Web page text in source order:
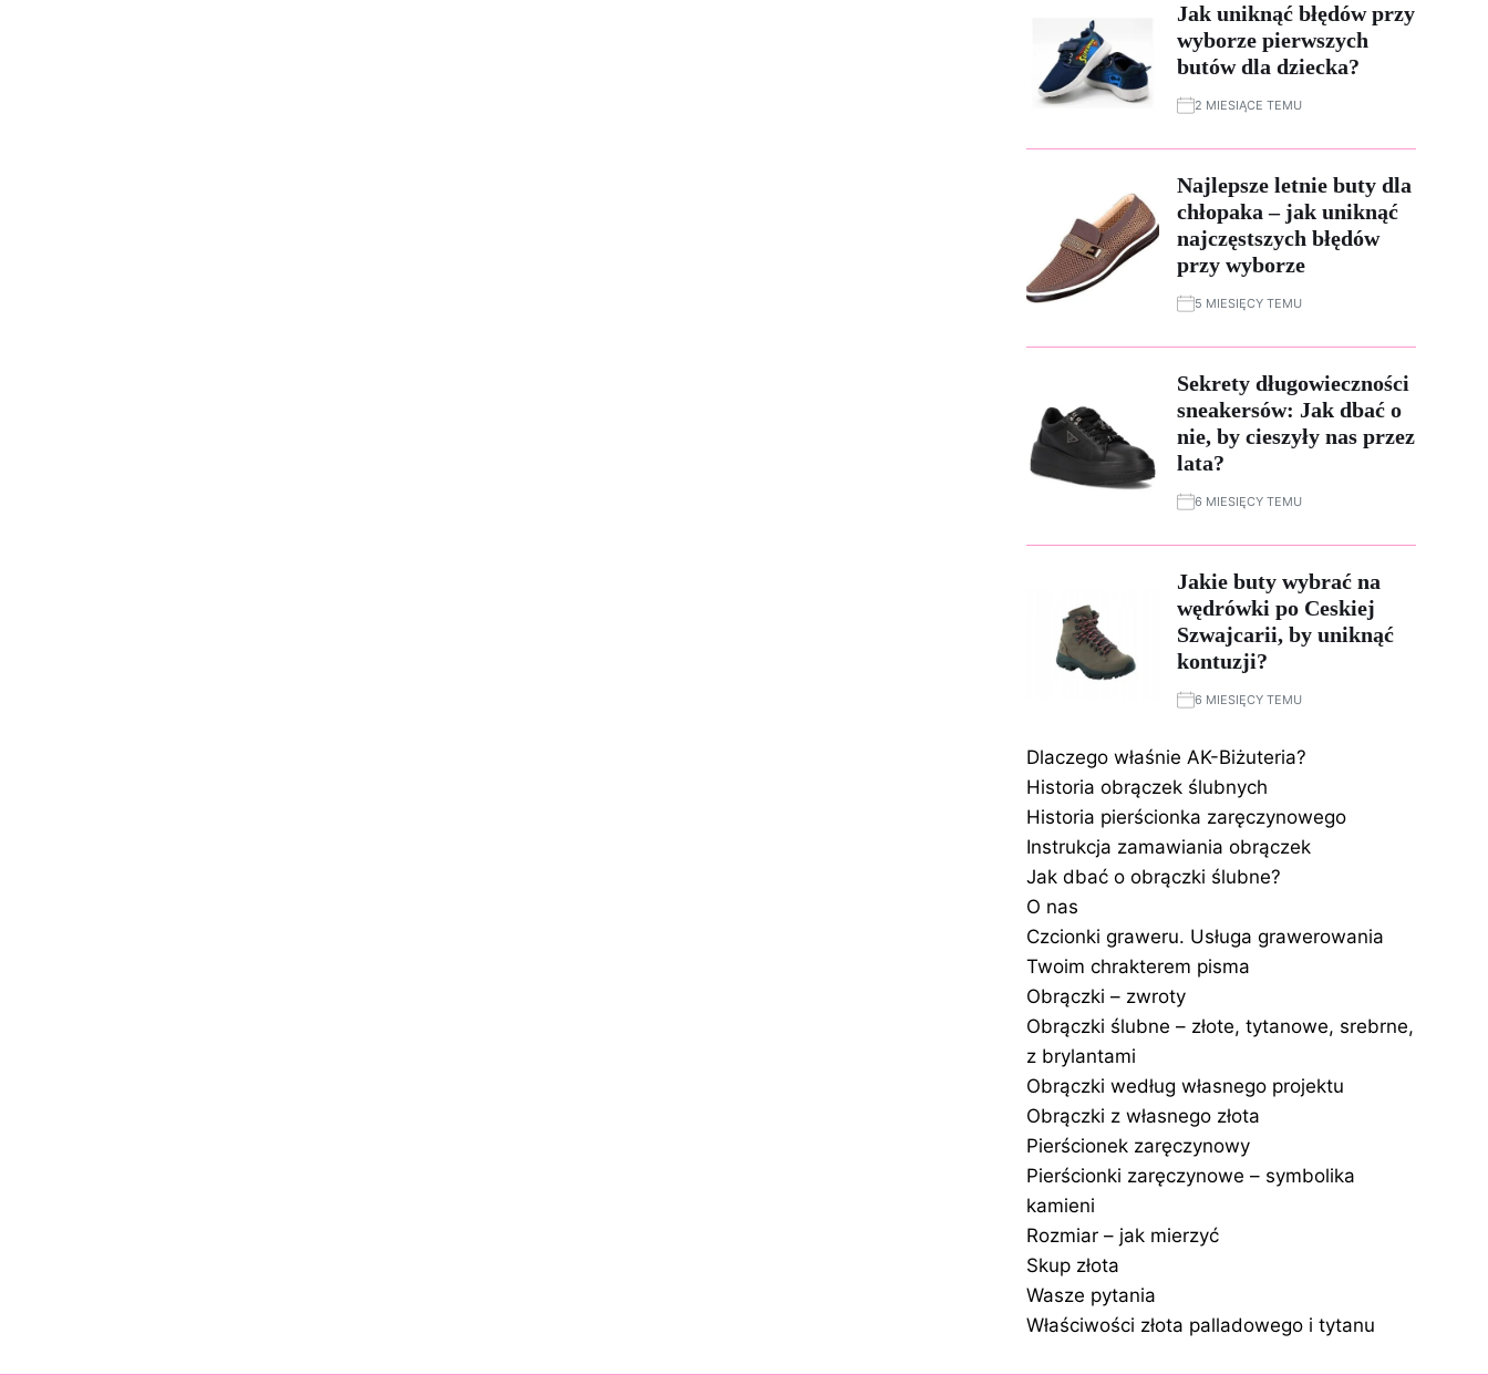
Jak uniknąć błędów przy
wyborze pierwszych
butów dla dziecka?
2 MIESIĄCE TEMU
Najlepsze letnie buty dla
chłopaka – jak uniknąć
najczęstszych błędów
przy wyborze
5 MIESIĘCY TEMU
Sekrety długowieczności
sneakersów: Jak dbać o
nie, by cieszyły nas przez
lata?
6 MIESIĘCY TEMU
Jakie buty wybrać na
wędrówki po Ceskiej
Szwajcarii, by uniknąć
kontuzji?
6 MIESIĘCY TEMU
Dlaczego właśnie AK-Biżuteria?
Historia obrączek ślubnych
Historia pierścionka zaręczynowego
Instrukcja zamawiania obrączek
Jak dbać o obrączki ślubne?
O nas
Czcionki graweru. Usługa grawerowania
Twoim chrakterem pisma
Obrączki – zwroty
Obrączki ślubne – złote, tytanowe, srebrne,
z brylantami
Obrączki według własnego projektu
Obrączki z własnego złota
Pierścionek zaręczynowy
Pierścionki zaręczynowe – symbolika
kamieni
Rozmiar – jak mierzyć
Skup złota
Wasze pytania
Właściwości złota palladowego i tytanu